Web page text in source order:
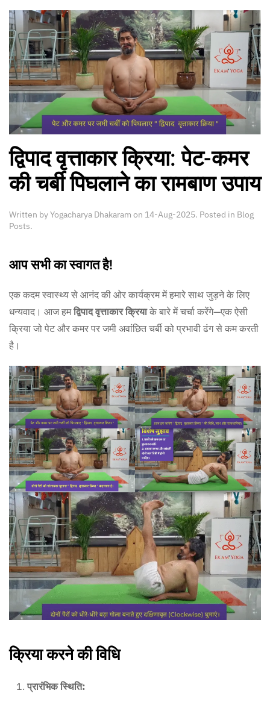
द्विपाद वृत्ताकार क्रिया: पेट-कमर
की चर्बी पिघलाने का रामबाण उपाय
Written byYogacharya Dhakaram on 14-Aug-2025. Posted in Blog
Posts.
आप सभी का स्वागत है!
एक कदम स्वास्थ्य से आनंद की ओर कार्यक्रम में हमारे साथ जुड़ने के लिए
धन्यवाद। आज हमद्विपाद वृत्ताकार क्रियाके बारे में चर्चा करेंगे—एक ऐसी
क्रिया जो पेट और कमर पर जमी अवांछित चर्बी को प्रभावी ढंग से कम करती
है।
क्रिया करने की विधि
प्रारंभिक स्थिति: